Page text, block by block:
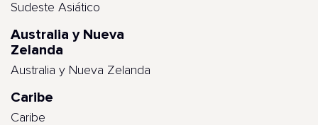
Sudeste Asiático
Australia y Nueva
Zelanda
Australia y Nueva Zelanda
Caribe
Caribe